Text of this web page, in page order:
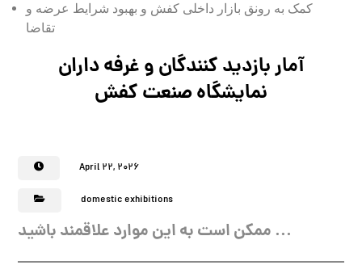
کمک به رونق بازار داخلی کفش و بهبود شرایط عرضه و
تقاضا
آمار بازدید کنندگان و غرفه داران
نمایشگاه صنعت کفش
April 22, 2026
domestic exhibitions
ممکن است به این موارد علاقمند باشید ...